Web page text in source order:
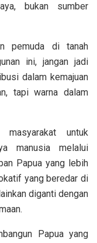
bukan sumber
pemuda di tanah
ini, jangan jadi
dalam kemajuan
tapi warna dalam
masyarakat untuk
manusia melalui
Papua yang lebih
yang beredar di
diganti dengan
Papua yang